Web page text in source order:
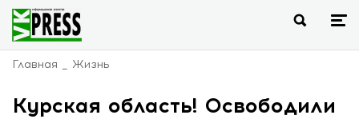
Главная Жизнь
Курская область! Освободили